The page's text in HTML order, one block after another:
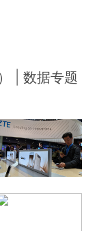
| 数据专题